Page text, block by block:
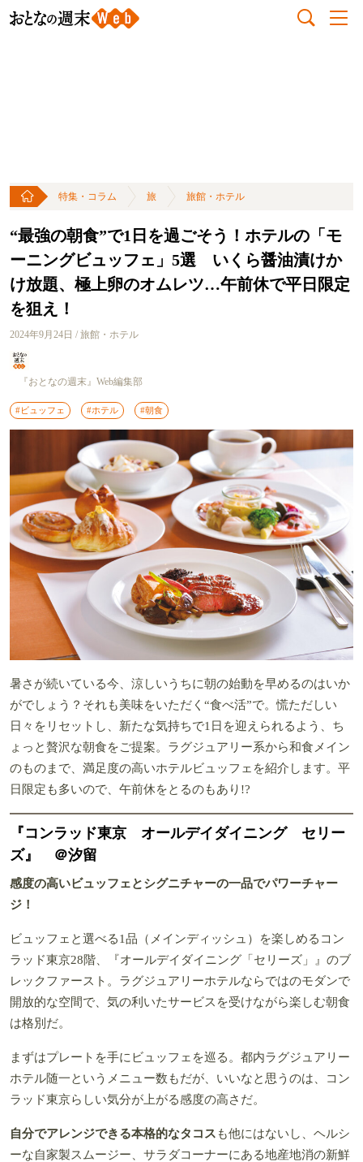
特集・コラム 旅 旅館・ホテル
“最強の朝食”で1日を過ごそう！ホテルの「モ
ーニングビュッフェ」5選 いくら醤油漬けか
け放題、極上卵のオムレツ…午前休で平日限定
を狙え！
2024年9月24日 / 旅館・ホテル
『おとなの週末』Web編集部
#ビュッフェ #ホテル #朝食
暑さが続いている今、涼しいうちに朝の始動を早めるのはいか
がでしょう？それも美味をいただく“食べ活”で。慌ただしい
日々をリセットし、新たな気持ちで1日を迎えられるよう、ち
ょっと贅沢な朝食をご提案。ラグジュアリー系から和食メイン
のものまで、満足度の高いホテルビュッフェを紹介します。平
日限定も多いので、午前休をとるのもあり!?
『コンラッド東京 オールデイダイニング セリー
ズ』 ＠汐留
感度の高いビュッフェとシグニチャーの一品でパワーチャー
ジ！
ビュッフェと選べる1品（メインディッシュ）を楽しめるコン
ラッド東京28階、『オールデイダイニング「セリーズ」』のブ
レックファースト。ラグジュアリーホテルならではのモダンで
開放的な空間で、気の利いたサービスを受けながら楽しむ朝食
は格別だ。
まずはプレートを手にビュッフェを巡る。都内ラグジュアリー
ホテル随一というメニュー数もだが、いいなと思うのは、コン
ラッド東京らしい気分が上がる感度の高さだ。
自分でアレンジできる本格的なタコス も他にはないし、ヘルシ
ーな自家製スムージー、サラダコーナーにある地産地消の新鮮